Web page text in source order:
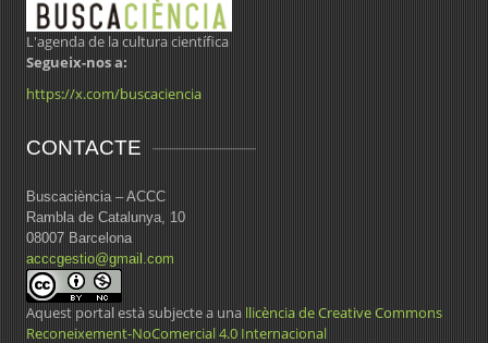
L'agenda de la cultura científica
Segueix-nos a:
https://x.com/buscaciencia
CONTACTE
Buscaciència – ACCC
Rambla de Catalunya, 10
08007 Barcelona
acccgestio@gmail.com
Aquest portal està subjecte a una llicència de Creative Commons
Reconeixement-NoComercial 4.0 Internacional